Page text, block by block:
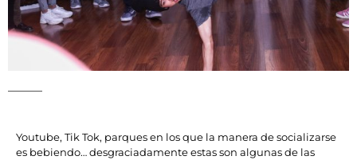
Youtube, Tik Tok, parques en los que la manera de socializarse
es bebiendo… desgraciadamente estas son algunas de las